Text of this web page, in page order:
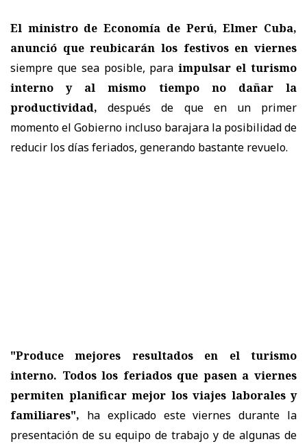
El ministro de Economía de Perú, Elmer Cuba,
anunció que reubicarán los festivos en viernes
siempre que sea posible, para impulsar el turismo
interno y al mismo tiempo no dañar la
productividad, después de que en un primer
momento el Gobierno incluso barajara la posibilidad de
reducir los días feriados, generando bastante revuelo.
"Produce mejores resultados en el turismo
interno. Todos los feriados que pasen a viernes
permiten planificar mejor los viajes laborales y
familiares", ha explicado este viernes durante la
presentación de su equipo de trabajo y de algunas de